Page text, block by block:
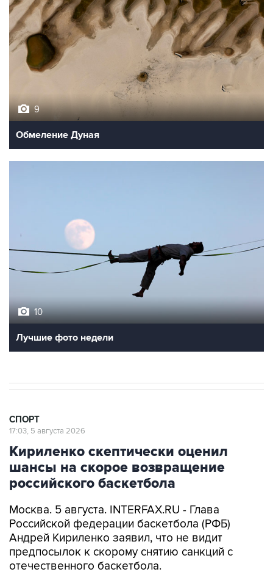
9
Обмеление Дуная
10
Лучшие фото недели
СПОРТ
17:03, 5 августа 2026
Кириленко скептически оценил
шансы на скорое возвращение
российского баскетбола
Москва. 5 августа. INTERFAX.RU - Глава
Российской федерации баскетбола (РФБ)
Андрей Кириленко заявил, что не видит
предпосылок к скорому снятию санкций с
отечественного баскетбола.